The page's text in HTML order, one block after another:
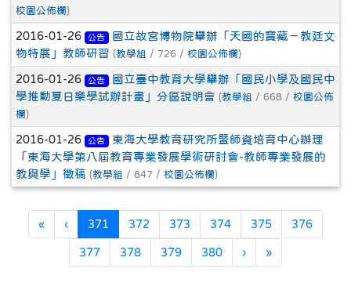
校園公佈欄 )
2016-01-26 公告
國立故宮博物院舉辦「天國的寶藏－教廷文
物特展」教師研習 (教學組 / 726 / 校園公佈欄 )
2016-01-26 公告
國立臺中教育大學舉辦「國民小學及國民中
學推動夏日樂學試辦計畫」分區說明會 (教學組 / 668 / 校園公佈
欄 )
2016-01-26 公告
東海大學教育研究所暨師資培育中心辦理
「東海大學第八屆教育專業發展學術研討會-教師專業發展的
教與學」徵稿 (教學組 / 847 / 校園公佈欄 )
«第一頁
‹上一頁
371 (目前頁次)
372 373 374 375 376
377 378 379 380 ›下一頁
»最後頁